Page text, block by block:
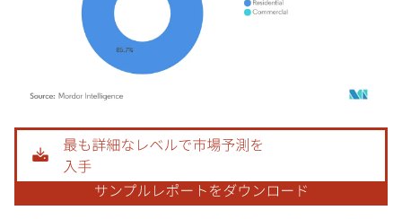
画像 © Mordor Intelligence。再利用にはCC BY 4.0の表示が必要です。